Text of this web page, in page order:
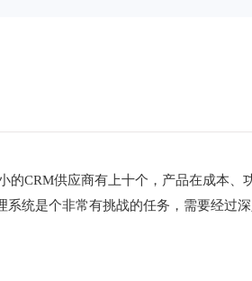
的CRM供应商有上十个，产品在成本、
统是个非常有挑战的任务，需要经过